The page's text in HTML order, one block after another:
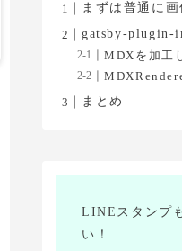
まずは普通に
gatsby-plugin-
MDXを加工
まとめ
LINEスタンプ
い！